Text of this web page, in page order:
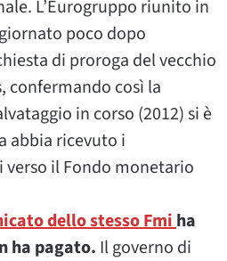
L’Eurogruppo riunito in
poco dopo
di proroga del vecchio
confermando così la
in corso (2012) si è
abbia ricevuto i
il Fondo monetario
dello stesso Fmiha
ha pagato. Il governo di